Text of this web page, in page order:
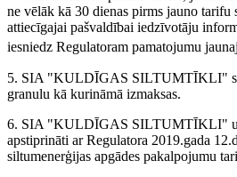
ne vēlāk kā 30 dienas pirms jauno
attiecīgajai pašvaldībai iedzīvotāju
iesniedz Regulatoram pamatojumu
5. SIA "KULDĪGAS SILTUMTĪKLI"
granulu kā kurināmā izmaksas.
6. SIA "KULDĪGAS SILTUMTĪKLI" uz
apstiprināti ar Regulatora 2019.gada
siltumenerģijas apgādes pakalpojumu